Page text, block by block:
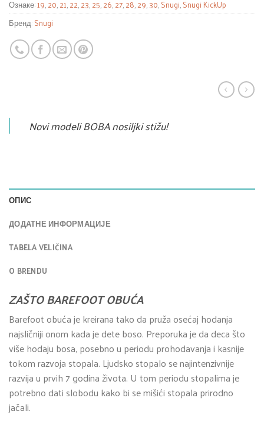
Ознаке:19,20,21,22,23,25,26,27,28,29,30,Snugi,Snugi KickUp
Бренд:Snugi
Novi modeli BOBA nosiljki stižu!
ОПИС
ДОДАТНЕ ИНФОРМАЦИЈЕ
TABELA VELIČINA
O BRENDU
ZAŠTO BAREFOOT OBUĆA
Barefoot obuća je kreirana tako da pruža osećaj hodanja
najsličniji onom kada je dete boso. Preporuka je da deca što
više hodaju bosa, posebno u periodu prohodavanja i kasnije
tokom razvoja stopala. Ljudsko stopalo se najintenzivnije
razvija u prvih 7 godina života. U tom periodu stopalima je
potrebno dati slobodu kako bi se mišići stopala prirodno
jačali.